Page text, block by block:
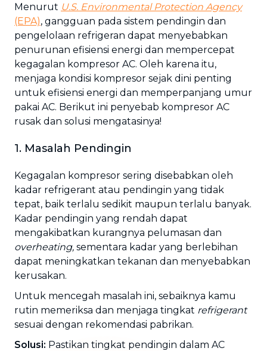
Menurut U.S. Environmental Protection Agency
(EPA), gangguan pada sistem pendingin dan
pengelolaan refrigeran dapat menyebabkan
penurunan efisiensi energi dan mempercepat
kegagalan kompresor AC. Oleh karena itu,
menjaga kondisi kompresor sejak dini penting
untuk efisiensi energi dan memperpanjang umur
pakai AC. Berikut ini penyebab kompresor AC
rusak dan solusi mengatasinya!
1. Masalah Pendingin
Kegagalan kompresor sering disebabkan oleh
kadar refrigerant atau pendingin yang tidak
tepat, baik terlalu sedikit maupun terlalu banyak.
Kadar pendingin yang rendah dapat
mengakibatkan kurangnya pelumasan dan
overheating, sementara kadar yang berlebihan
dapat meningkatkan tekanan dan menyebabkan
kerusakan.
Untuk mencegah masalah ini, sebaiknya kamu
rutin memeriksa dan menjaga tingkat refrigerant
sesuai dengan rekomendasi pabrikan.
Solusi: Pastikan tingkat pendingin dalam AC